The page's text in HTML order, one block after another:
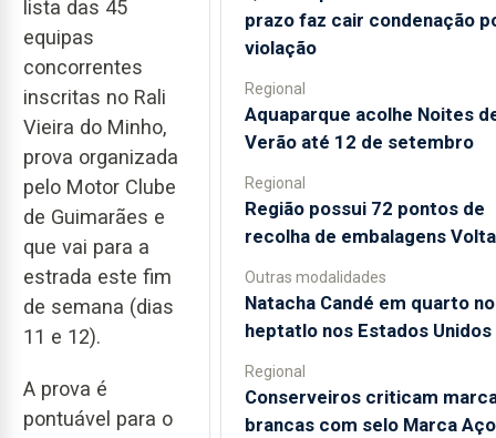
lista das 45
equipas
concorrentes
inscritas no Rali
Vieira do Minho,
prova organizada
pelo Motor Clube
de Guimarães e
que vai para a
estrada este fim
de semana (dias
11 e 12).
A prova é
pontuável para o
prazo faz cair condenação
violação
Regional
Aquaparque acolhe Noites
Verão até 12 de setembro
Regional
Região possui 72 pontos de
recolha de embalagens Volta
Outras modalidades
Natacha Candé em quarto no
heptatlo nos Estados Unidos
Regional
Conserveiros criticam
brancas com selo Marca